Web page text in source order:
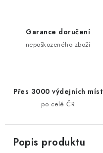
Garance doručení
nepoškozeného zboží
Přes 3000 výdejních míst
po celé ČR
Popis produktu